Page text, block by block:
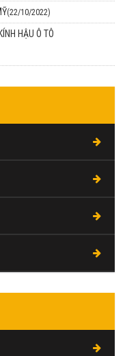
(22/10/2022)
HẬU Ô TÔ